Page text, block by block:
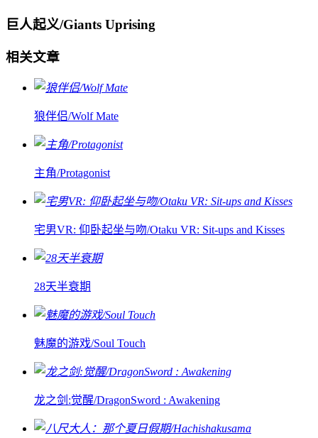
巨人起义/Giants Uprising
相关文章
狼伴侣/Wolf Mate
主角/Protagonist
宅男VR: 仰卧起坐与吻/Otaku VR: Sit-ups and Kisses
28天半衰期
魅魔的游戏/Soul Touch
龙之剑:觉醒/DragonSword : Awakening